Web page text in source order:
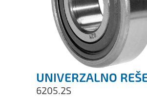
UNIVERZALNO
6205.2S